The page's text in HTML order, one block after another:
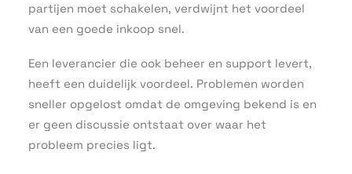
partijen moet schakelen, verdwijnt het voordeel
van een goede inkoop snel.
Een leverancier die ook beheer en support levert,
heeft een duidelijk voordeel. Problemen worden
sneller opgelost omdat de omgeving bekend is en
er geen discussie ontstaat over waar het
probleem precies ligt.